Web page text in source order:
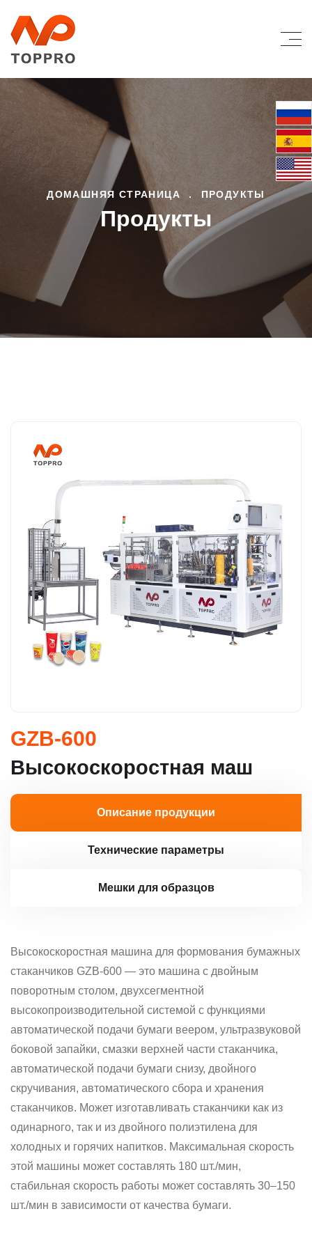
ДОМАШНЯЯ СТРАНИЦА . ПРОДУКТЫ
Продукты
GZB-600
Высокоскоростная маш
Описание продукции
Технические параметры
Мешки для образцов
Высокоскоростная машина для формования бумажных
стаканчиков GZB-600 — это машина с двойным
поворотным столом, двухсегментной
высокопроизводительной системой с функциями
автоматической подачи бумаги веером, ультразвуковой
боковой запайки, смазки верхней части стаканчика,
автоматической подачи бумаги снизу, двойного
скручивания, автоматического сбора и хранения
стаканчиков. Может изготавливать стаканчики как из
одинарного, так и из двойного полиэтилена для
холодных и горячих напитков. Максимальная скорость
этой машины может составлять 180 шт./мин,
стабильная скорость работы может составлять 30–150
шт./мин в зависимости от качества бумаги.